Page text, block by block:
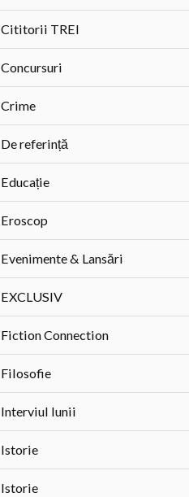
Cititorii TREI
Concursuri
Crime
De referință
Educație
Eroscop
Evenimente & Lansări
EXCLUSIV
Fiction Connection
Filosofie
Interviul lunii
Istorie
Istorie